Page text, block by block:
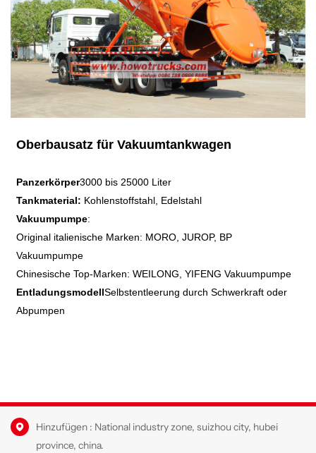
Oberbausatz für Vakuumtankwagen
Panzerkörper3000 bis 25000 Liter
Tankmaterial: Kohlenstoffstahl, Edelstahl
Vakuumpumpe:
Original italienische Marken: MORO, JUROP, BP
Vakuumpumpe
Chinesische Top-Marken: WEILONG, YIFENG Vakuumpumpe
EntladungsmodellSelbstentleerung durch Schwerkraft oder
Abpumpen
Hinzufügen : National industry zone, suizhou city, hubei
province, china.